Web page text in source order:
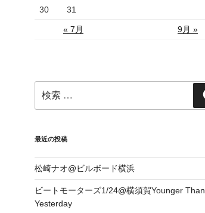
30 31
« 7月 9月 »
索:
最近の投稿
松崎ナオ@ビルボード横浜
ビートモーターズ1/24@横須賀Younger Than
Yesterday